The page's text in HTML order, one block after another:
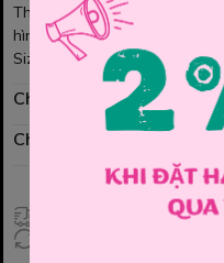
Thiết kế form bộ ngắn tay
hình in đơn giản bắt mắt.
Size : 1y
Chính sách mua hàng
Chính sách đổi hàng
Giao hàng toàn quốc